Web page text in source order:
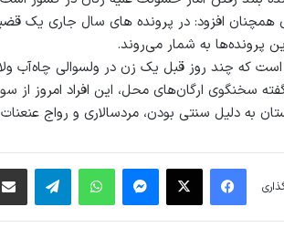
پرونده‌ها به شمار می‌روند.
است که چند روز قبل یک زن در ولسوالی چاه‌آب
سخنگوی ارگان‌های محل، این افراد امروز از
به دلیل سنتی بودن، مردسالاری و رواج
فیس بوک X پیام رسان واتس آپ تلگرام